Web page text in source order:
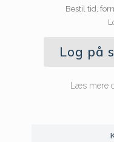
Bestil tid,
Log på
Læs mere